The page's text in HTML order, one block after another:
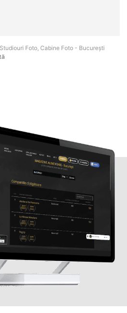
Foto, Cabine Foto - Bucureşti